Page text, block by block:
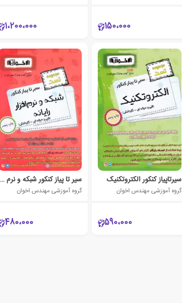
150،000 1،200،000
سیرتاپیاز کنکور الکتروتکنیک
گروه آموزشی مهندس اخوان
590،000
سیر تا پیاز کنکور شبکه و نرم افزار رایانه
گروه آموزشی مهندس اخوان
480،000